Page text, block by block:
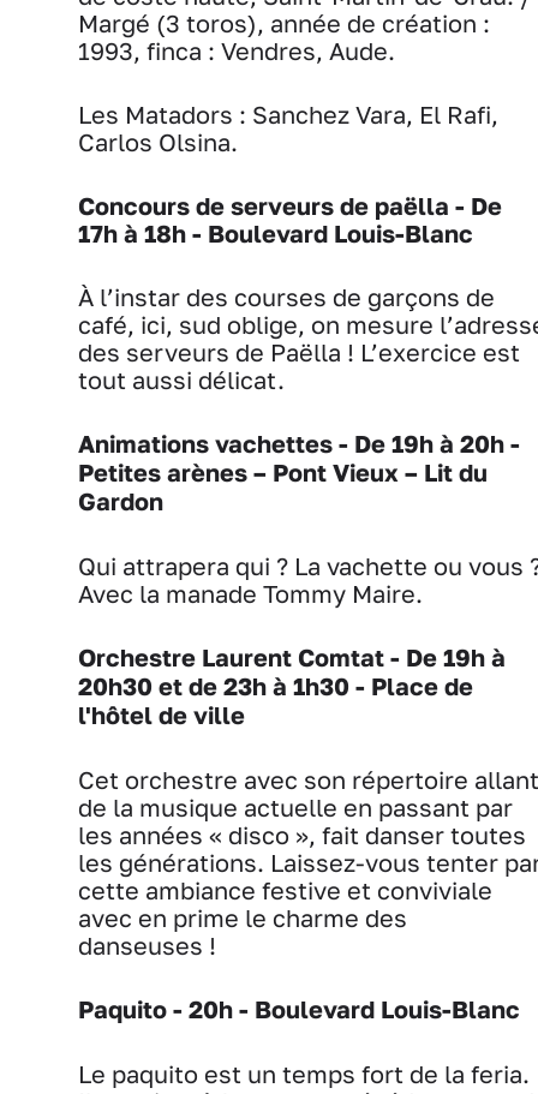
Margé (3 toros), année de création :
1993, finca : Vendres, Aude.
Les Matadors : Sanchez Vara, El Rafi,
Carlos Olsina.
Concours de serveurs de paëlla - De
17h à 18h - Boulevard Louis-Blanc
À l’instar des courses de garçons de
café, ici, sud oblige, on mesure
des serveurs de Paëlla ! L’exercice est
tout aussi délicat.
Animations vachettes - De 19h à 20h -
Petites arènes – Pont Vieux – Lit du
Gardon
Qui attrapera qui ? La vachette ou vous
Avec la manade Tommy Maire.
Orchestre Laurent Comtat - De 19h à
20h30 et de 23h à 1h30 - Place de
l'hôtel de ville
Cet orchestre avec son répertoire allant
de la musique actuelle en passant par
les années « disco », fait danser toutes
les générations. Laissez-vous tenter
cette ambiance festive et conviviale
avec en prime le charme des
danseuses !
Paquito - 20h - Boulevard Louis-Blanc
Le paquito est un temps fort de la feria.